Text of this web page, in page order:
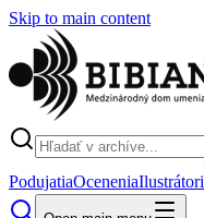
Skip to main content
PodujatiaOceneniaIlustrátori